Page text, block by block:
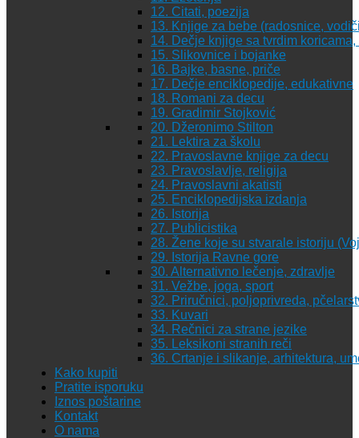
12. Citati, poezija
13. Knjige za bebe (radosnice,
14. Dečje knjige sa tvrdim
15. Slikovnice i bojanke
16. Bajke, basne, priče
17. Dečje enciklopedije, edukativne
18. Romani za decu
19. Gradimir Stojković
20. Džeronimo Stilton
21. Lektira za školu
22. Pravoslavne knjige za decu
23. Pravoslavlje, religija
24. Pravoslavni akatisti
25. Enciklopedijska izdanja
26. Istorija
27. Publicistika
28. Žene koje su stvarale istoriju
29. Istorija Ravne gore
30. Alternativno lečenje, zdravlje
31. Vežbe, joga, sport
32. Priručnici, poljoprivreda,
33. Kuvari
34. Rečnici za strane jezike
35. Leksikoni stranih reči
36. Crtanje i slikanje, arhitektura,
Kako kupiti
Pratite isporuku
Iznos poštarine
Kontakt
O nama